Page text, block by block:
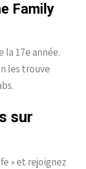
Family
la 17e année.
les trouve
sur
» et rejoignez